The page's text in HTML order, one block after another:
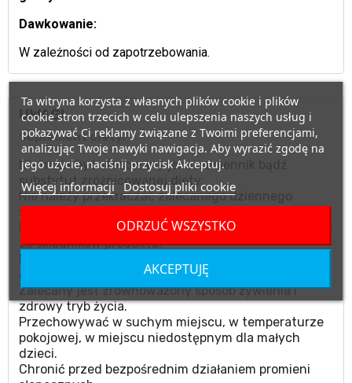
Dawkowanie:
W zależności od zapotrzebowania.
UWAGI
Suplement diety.
Nie może być stosowany jako zamiennik bądź
substytut zróżnicowanej diety.
Nie należy przekraczać zalecanego dziennego
spożycia.
Nie stosować w przypadku uczulenia na którykolwiek
ze składników produktu.
oraz kobietom w ciąży.
Zalecany jest zrównoważony sposób żywienia i
zdrowy tryb życia.
Przechowywać w suchym miejscu, w temperaturze
pokojowej, w miejscu niedostępnym dla małych
dzieci.
Chronić przed bezpośrednim działaniem promieni
Ta witryna korzysta z własnych plików cookie i plików
cookie stron trzecich w celu ulepszenia naszych usług i
pokazywać Ci reklamy związane z Twoimi preferencjami,
analizując Twoje nawyki nawigacja. Aby wyrazić zgodę na
jego użycie, naciśnij przycisk Akceptuj.
Więcej informacji Dostosuj pliki cookie
ODRZUĆ WSZYSTKO
AKCEPTUJĘ